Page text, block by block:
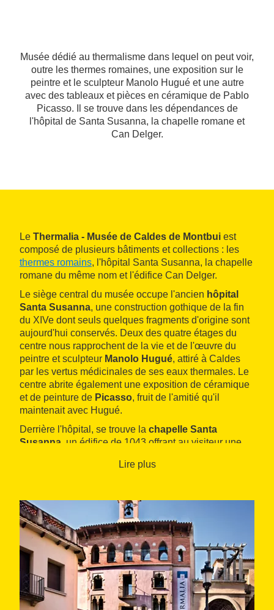
Musée dédié au thermalisme dans lequel on peut voir,
outre les thermes romaines, une exposition sur le
peintre et le sculpteur Manolo Hugué et une autre
avec des tableaux et pièces en céramique de Pablo
Picasso. Il se trouve dans les dépendances de
l'hôpital de Santa Susanna, la chapelle romane et
Can Delger.
Le Thermalia - Musée de Caldes de Montbui est
composé de plusieurs bâtiments et collections : les
thermes romains, l'hôpital Santa Susanna, la chapelle
romane du même nom et l'édifice Can Delger.
Le siège central du musée occupe l'ancien hôpital
Santa Susanna, une construction gothique de la fin
du XIVe dont seuls quelques fragments d'origine sont
aujourd'hui conservés. Deux des quatre étages du
centre nous rapprochent de la vie et de l'œuvre du
peintre et sculpteur Manolo Hugué, attiré à Caldes
par les vertus médicinales de ses eaux thermales. Le
centre abrite également une exposition de céramique
et de peinture de Picasso, fruit de l'amitié qu'il
maintenait avec Hugué.
Derrière l'hôpital, se trouve la chapelle Santa
Susanna , un édifice de 1043 offrant au visiteur une
la municipalité à travers le thermalisme, ainsi que des
Lesiège centraldu Thermalia Musée de Caldes de
Montbui accueille plusieurs ateliers didactiques sur le
thermalisme et l'œuvre de Manolo Hugué et de Pablo
Picasso.
Lire plus